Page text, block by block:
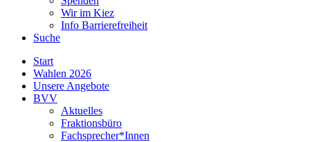
Wir im Kiez
Info Barrierefreiheit
Suche
Start
Wahlen 2026
Unsere Angebote
BVV
Aktuelles
Fraktionsbüro
Fachsprecher*Innen